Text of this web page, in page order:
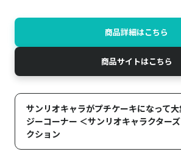
商品詳細はこちら
商品サイトはこちら
サンリオキャラがプチケーキになって
ジーコーナー ＜サンリオキャラクター
クション